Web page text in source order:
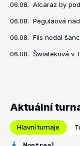
06.08. Alcaraz by
06.08. Pegulaová
06.08. Fils nedal
06.08. Šwiateková v
Aktuální
Hlavní turnaje